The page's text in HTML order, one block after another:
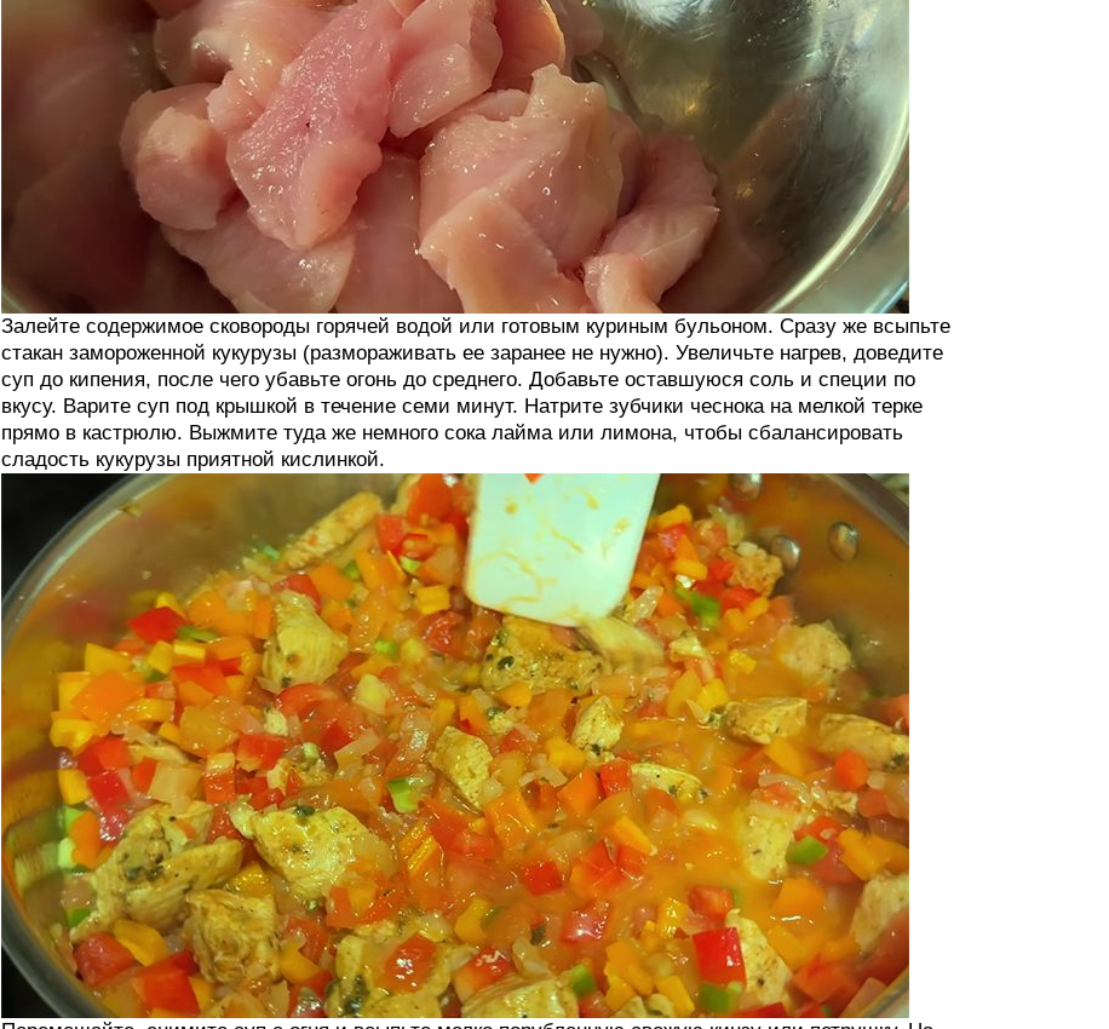
Залейте содержимое сковороды горячей водой или готовым куриным бульоном. Сразу же всыпьте
стакан замороженной кукурузы (размораживать ее заранее не нужно). Увеличьте нагрев, доведите
суп до кипения, после чего убавьте огонь до среднего. Добавьте оставшуюся соль и специи по
вкусу. Варите суп под крышкой в течение семи минут. Натрите зубчики чеснока на мелкой терке
прямо в кастрюлю. Выжмите туда же немного сока лайма или лимона, чтобы сбалансировать
сладость кукурузы приятной кислинкой.